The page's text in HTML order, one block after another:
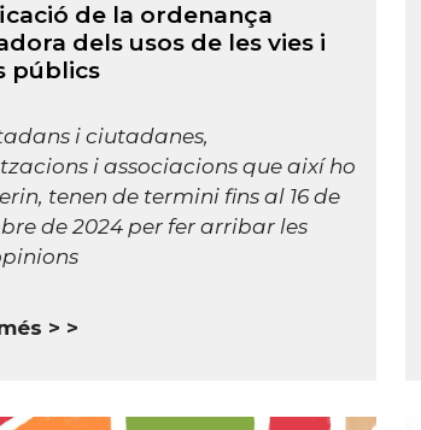
de la ordenança
dels usos de les vies i
públics
i ciutadanes,
i associacions que així ho
tenen de termini fins al 16 de
de 2024 per fer arribar les
>